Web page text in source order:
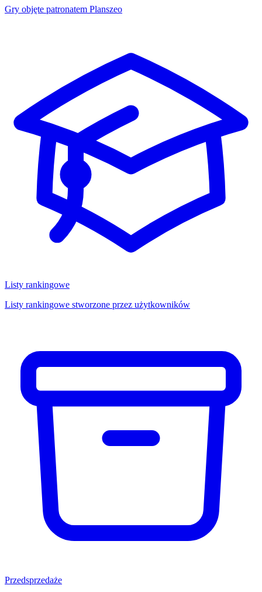
Gry objęte patronatem Planszeo
Listy rankingowe
Listy rankingowe stworzone przez użytkowników
Przedsprzedaże